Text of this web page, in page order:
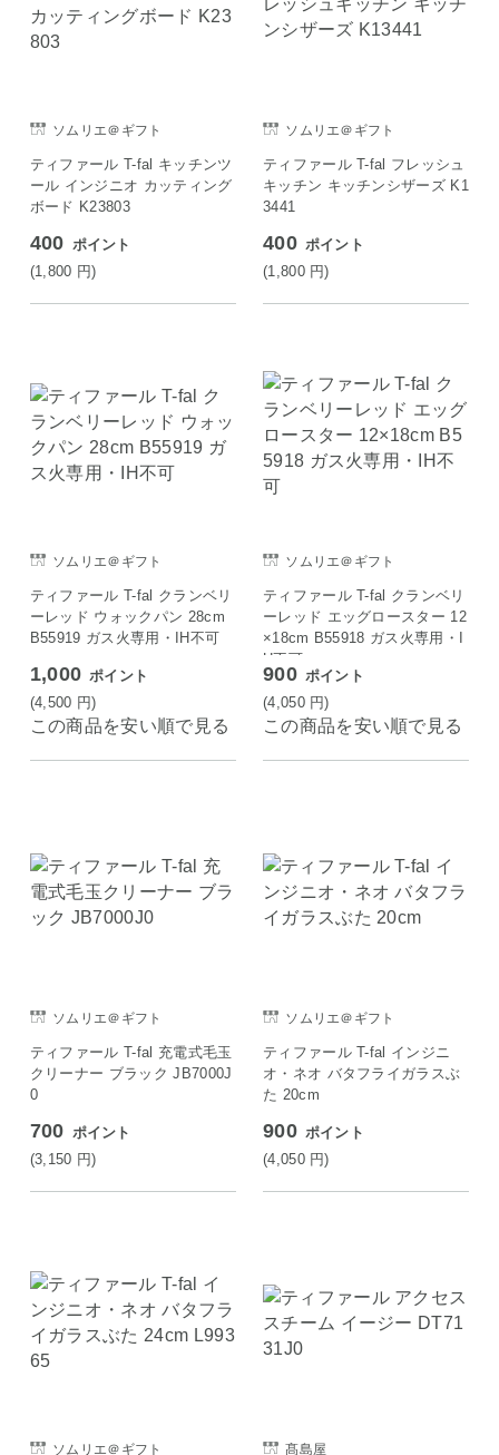
ソムリエ＠ギフト
ティファール T-fal キッチンツ
ール インジニオ カッティング
ボード K23803
400 ポイント
(1,800 円)
ソムリエ＠ギフト
ティファール T-fal フレッシュ
キッチン キッチンシザーズ K1
3441
400 ポイント
(1,800 円)
ソムリエ＠ギフト
ティファール T-fal クランベリ
ーレッド ウォックパン 28cm
B55919 ガス火専用・IH不可
1,000 ポイント
(4,500 円)
この商品を安い順で見る
ソムリエ＠ギフト
ティファール T-fal クランベリ
ーレッド エッグロースター 12
×18cm B55918 ガス火専用・I
H不可
900 ポイント
(4,050 円)
この商品を安い順で見る
ソムリエ＠ギフト
ティファール T-fal 充電式毛玉
クリーナー ブラック JB7000J
0
700 ポイント
(3,150 円)
ソムリエ＠ギフト
ティファール T-fal インジニ
オ・ネオ バタフライガラスぶ
た 20cm
900 ポイント
(4,050 円)
ソムリエ＠ギフト 髙島屋